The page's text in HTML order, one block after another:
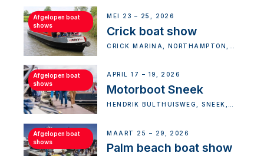
Afgelopen boat
shows
MEI 23 – 25, 2026
Crick boat show
CRICK MARINA, NORTHAMPTON,
Afgelopen boat
shows
APRIL 17 – 19, 2026
Motorboot Sneek
HENDRIK BULTHUISWEG, SNEEK,
Afgelopen boat
shows
MAART 25 – 29, 2026
Palm beach boat show